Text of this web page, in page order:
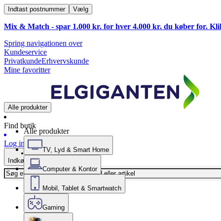
Indtast postnummer Vælg
Mix & Match - spar 1.000 kr. for hver 4.000 kr. du køber for.
Spring navigationen over
Kundeservice
PrivatkundeErhvervskunde
Mine favoritter
Alle produkter
Find butik
Log ind
Indkøbskurv
Alle produkter
TV, Lyd & Smart Home
Computer & Kontor
Mobil, Tablet & Smartwatch
Gaming